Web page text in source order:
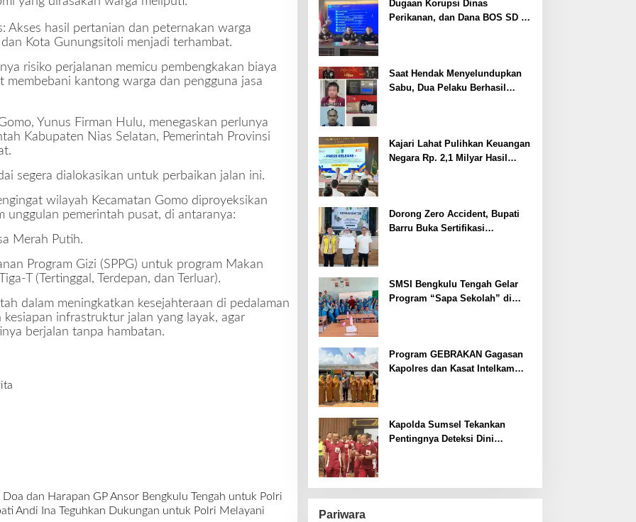
Akses hasil pertanian dan peternakan warga
Kota Gunungsitoli menjadi terhambat.
risiko perjalanan memicu pembengkakan biaya
membebani kantong warga dan pengguna jasa
Yunus Firman Hulu, menegaskan perlunya
Kabupaten Nias Selatan, Pemerintah Provinsi
segera dialokasikan untuk perbaikan jalan ini.
wilayah Kecamatan Gomo diproyeksikan
unggulan pemerintah pusat, di antaranya:
Merah Putih.
Program Gizi (SPPG) untuk program Makan
T (Tertinggal, Terdepan, dan Terluar).
dalam meningkatkan kesejahteraan di pedalaman
infrastruktur jalan yang layak, agar
berjalan tanpa hambatan.
dan Harapan GP Ansor Bengkulu Tengah untuk Polri
Andi Ina Teguhkan Dukungan untuk Polri Melayani
Dugaan Korupsi Dinas
Perikanan, dan Dana BOS SD –
Saat Hendak Menyelundupkan
Sabu, Dua Pelaku Berhasil
Kajari Lahat Pulihkan Keuangan
Negara Rp. 2,1 Milyar Hasil
Dorong Zero Accident, Bupati
Barru Buka Sertifikasi
SMSI Bengkulu Tengah Gelar
Program “Sapa Sekolah” di
Program GEBRAKAN Gagasan
Kapolres dan Kasat Intelkam
Kapolda Sumsel Tekankan
Pentingnya Deteksi Dini
Pariwara